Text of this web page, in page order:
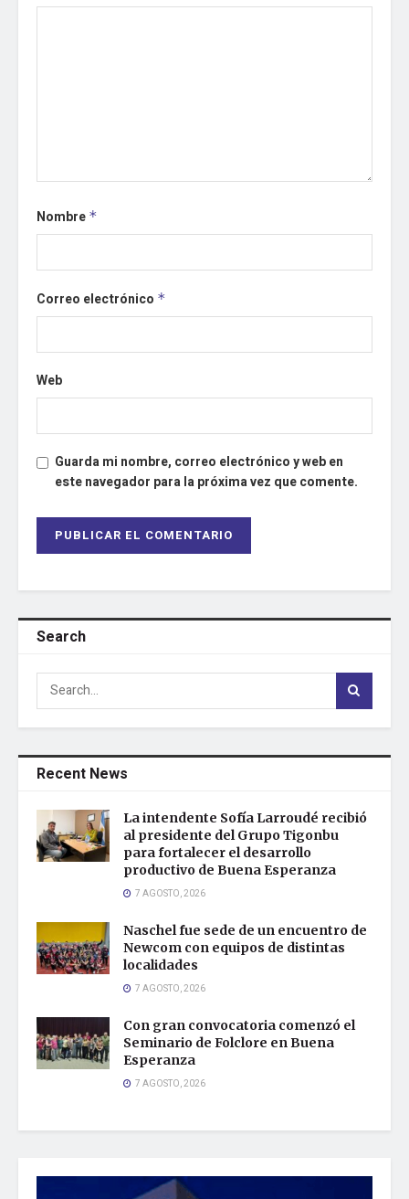
Nombre *
Correo electrónico *
Web
Guarda mi nombre, correo electrónico y web en
este navegador para la próxima vez que comente.
Search
Recent News
La intendente Sofía Larroudé recibió
al presidente del Grupo Tigonbu
para fortalecer el desarrollo
productivo de Buena Esperanza
7 AGOSTO, 2026
Naschel fue sede de un encuentro de
Newcom con equipos de distintas
localidades
7 AGOSTO, 2026
Con gran convocatoria comenzó el
Seminario de Folclore en Buena
Esperanza
7 AGOSTO, 2026